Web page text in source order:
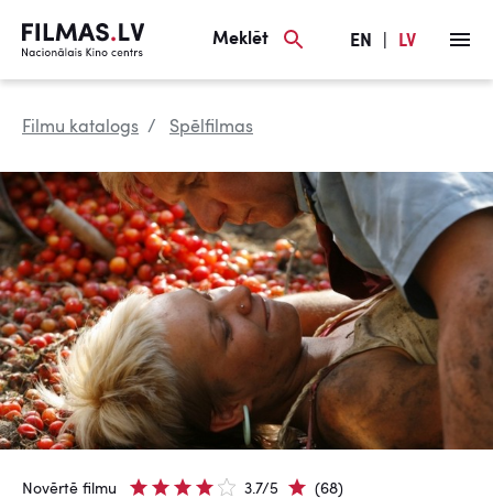
Meklēt EN LV
Filmu katalogs Spēlfilmas
Novērtē filmu 3.7/5 (68)